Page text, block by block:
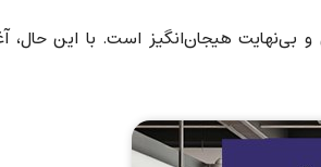
بی‌نهایت هیجان‌انگیز است. با این حال،